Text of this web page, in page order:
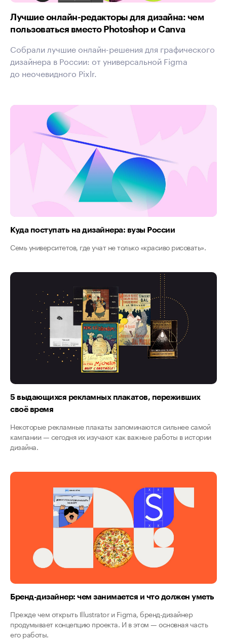
Лучшие онлайн-редакторы для дизайна: чем
пользоваться вместо Photoshop и Canva
Собрали лучшие онлайн-решения для графического
дизайнера в России: от универсальной Figma
до неочевидного Pixlr.
Куда поступать на дизайнера: вузы России
Семь университетов, где учат не только «красиво рисовать».
5 выдающихся рекламных плакатов, переживших
своё время
Некоторые рекламные плакаты запоминаются сильнее самой
кампании — сегодня их изучают как важные работы в истории
дизайна.
Бренд-дизайнер: чем занимается и что должен уметь
Прежде чем открыть Illustrator и Figma, бренд-дизайнер
продумывает концепцию проекта. И в этом — основная часть
его работы.